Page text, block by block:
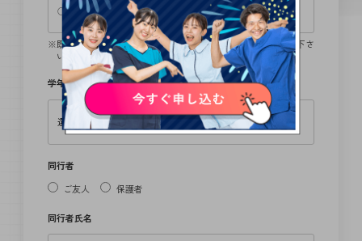
既卒の方は卒業学校、留学生の方は、日本語学校名をご記入下さ
い。
学年 必須
同行者
ご友人
保護者
同行者氏名